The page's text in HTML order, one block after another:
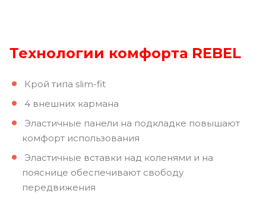
Технологии комфорта REBEL
Крой типа slim-fit
4 внешних кармана
Эластичные панели на подкладке повышают
комфорт использования
Эластичные вставки над коленями и на
пояснице обеспечивают свободу
передвижения